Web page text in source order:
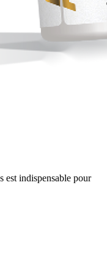
est indispensable pour